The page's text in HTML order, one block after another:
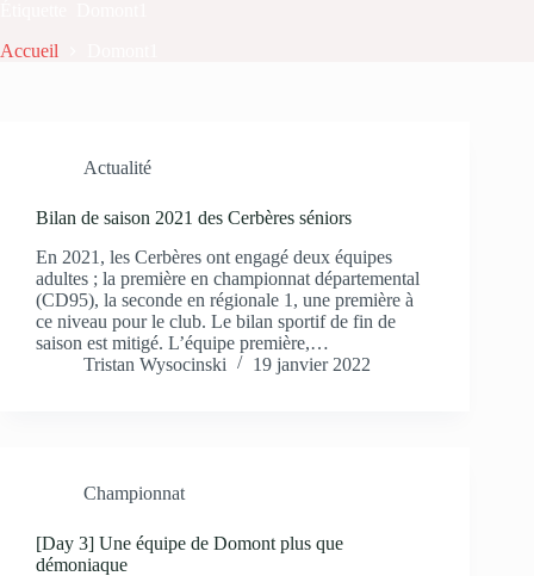
Accueil
Actualité
Bilan de saison 2021 des Cerbères séniors
En 2021, les Cerbères ont engagé deux équipes
adultes ; la première en championnat départemental
(CD95), la seconde en régionale 1, une première à
ce niveau pour le club. Le bilan sportif de fin de
saison est mitigé. L’équipe première,…
Tristan Wysocinski
19 janvier 2022
Championnat
[Day 3] Une équipe de Domont plus que
démoniaque